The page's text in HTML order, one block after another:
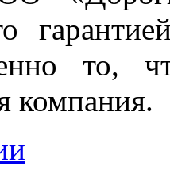
то,
компания.